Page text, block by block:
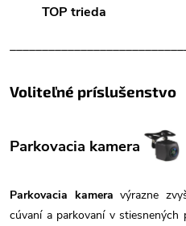
TOP trieda
Voliteľné príslušenstvo
Parkovacia kamera
Parkovacia kamera výrazne
cúvaní a parkovaní v